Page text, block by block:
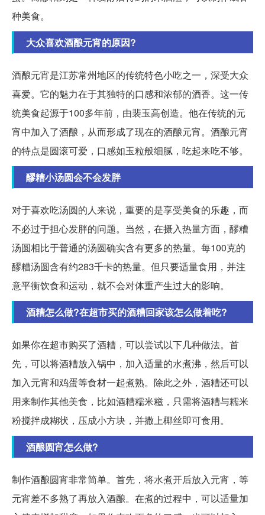
种美食。
大众喜欢酒酿元宵的原因?
酒酿元宵是江苏常州地区的传统特色小吃之一，深受大众
喜爱。它的魅力在于其独特的口感和浓郁的酒香。这一传
统美食起源于100多年前，由裴玉高创造。他在传统的元
宵中加入了酒酿，从而形成了现在的酒酿元宵。酒酿元宵
的特点是圆滚可爱，口感如玉粒般细腻，吃起来吃不够。
醪糟小汤圆会不会发胖
对于喜欢吃汤圆的人来说，重要的是享受美食的乐趣，而
不必过于担心发胖的问题。当然，在摄入热量方面，醪糟
汤圆相比于普通的汤圆确实含有更多的热量。每100克的
醪糟汤圆含有约283千卡的热量。但只要适量食用，并注
意平衡饮食和运动，就不会对体重产生过大的影响。
酒糟怎么做?在超市买的酒糟回家该怎么做着吃?
如果你在超市购买了酒糟，可以尝试以下几种做法。首
先，可以将酒糟放入锅中，加入适量的水煮沸，然后可以
加入元宵和鸡蛋等食材一起煮熟。除此之外，酒糟还可以
用来制作其他美食，比如酒糟糯米糍，只需将酒糟与糯米
粉搅拌成糊状，压成小方块，并撒上椰丝即可食用。
酒酿圆宵怎么做?
制作酒酿圆宵非常简单。首先，将水煮开后放入元宵，等
元宵差不多熟了再放入酒酿。在煮的过程中，可以适量加